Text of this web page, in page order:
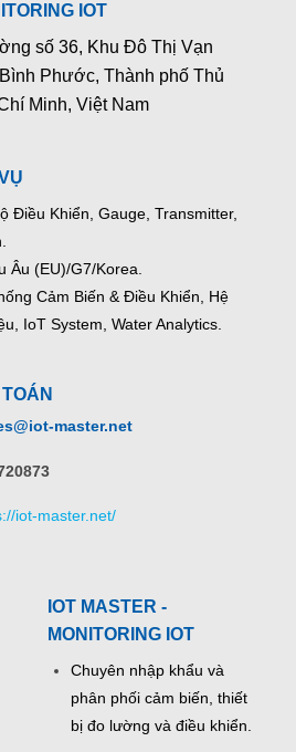
IOT
số 36, Khu Đô Thị Vạn
Phước, Thành phố Thủ
Minh, Việt Nam
Điều Khiển, Gauge, Transmitter,
Âu (EU)/G7/Korea.
Cảm Biến & Điều Khiển, Hệ
IoT System, Water Analytics.
master.net
iot-master.net/
IOT MASTER -
MONITORING IOT
Chuyên nhập khẩu và
phân phối cảm biến, thiết
bị đo lường và điều khiển.